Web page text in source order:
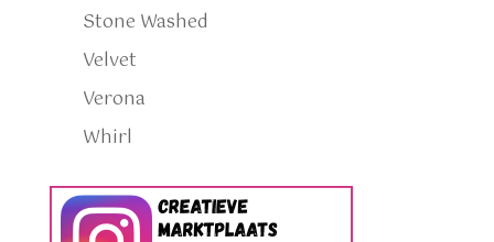
Stone Washed
Velvet
Verona
Whirl